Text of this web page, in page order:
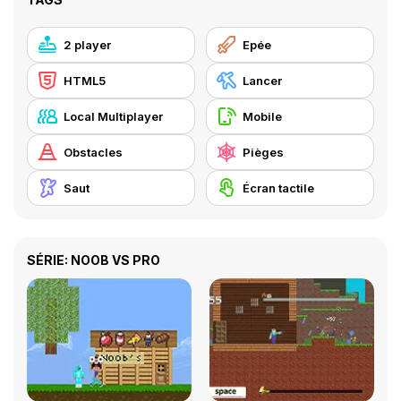
2 player Epée
HTML5 Lancer
Local Multiplayer Mobile
Obstacles Pièges
Saut Écran tactile
SÉRIE: NOOB VS PRO